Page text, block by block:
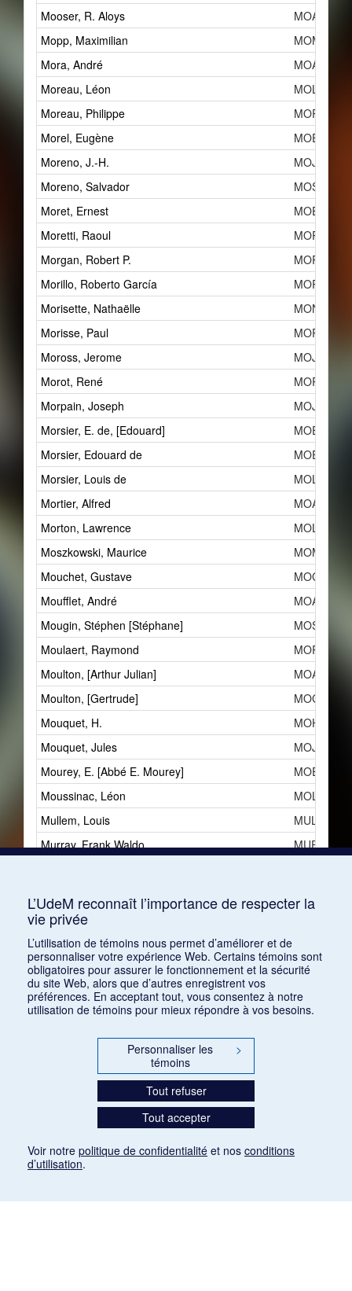
Mooser, R. Aloys
MOA
Mopp, Maximilian
MOMa
Mora, André
MOAc
Moreau, Léon
MOLa
Moreau, Philippe
MOPb
Morel, Eugène
MOEb
Moreno, J.-H.
MOJ
Moreno, Salvador
MOS
Moret, Ernest
MOEa
Moretti, Raoul
MORe
Morgan, Robert P.
MOR
Morillo, Roberto García
MORa
Morisette, Nathaëlle
MONa
Morisse, Paul
MOPa
Moross, Jerome
MOJa
Morot, René
MORd
Morpain, Joseph
MOJd
Morsier, E. de, [Edouard]
MOE
Morsier, Edouard de
MOE
Morsier, Louis de
MOLc
Mortier, Alfred
MOAa
Morton, Lawrence
MOL
Moszkowski, Maurice
MOMb
Mouchet, Gustave
MOG
Moufflet, André
MOAe
Mougin, Stéphen [Stéphane]
MOSa
Moulaert, Raymond
MORb
Moulton, [Arthur Julian]
MOAb
Moulton, [Gertrude]
MOGa
Mouquet, H.
MOHa
Mouquet, Jules
MOJe
Mourey, E. [Abbé E. Mourey]
MOEc
Moussinac, Léon
MOLb
Mullem, Louis
MUL
Murray, Frank Waldo
MUF
Myers, Rollo H.
L’UdeM reconnaît l’importance de respecter la
vie privée
L’utilisation de témoins nous permet d’améliorer et de
personnaliser votre expérience Web. Certains témoins sont
obligatoires pour assurer le fonctionnement et la sécurité
du site Web, alors que d’autres enregistrent vos
préférences. En acceptant tout, vous consentez à notre
utilisation de témoins pour mieux répondre à vos besoins.
Personnaliser les
témoins
>
Tout refuser
Tout accepter
Voir notre politique de confidentialité et nos conditions
d’utilisation.